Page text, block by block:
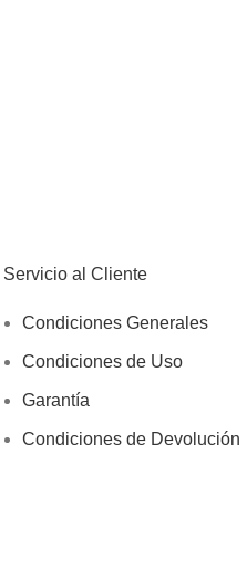
Servicio al Cliente
Condiciones Generales
Condiciones de Uso
Garantía
Condiciones de Devolución